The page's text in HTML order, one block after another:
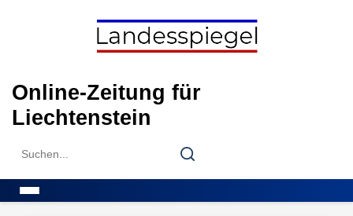
Online-Zeitung für
Liechtenstein
Search
Search